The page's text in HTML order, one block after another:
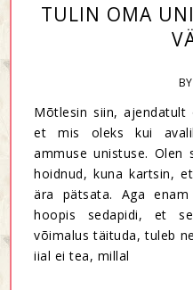
TULIN OMA
BY
Mõtlesin siin, ajendatult
et mis oleks kui
ammuse unistuse. Olen
hoidnud, kuna kartsin,
ära pätsata. Aga
hoopis sedapidi, et
võimalus täituda, tuleb
iial ei tea, millal